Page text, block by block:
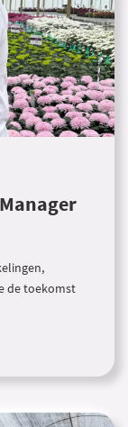
de toekomst